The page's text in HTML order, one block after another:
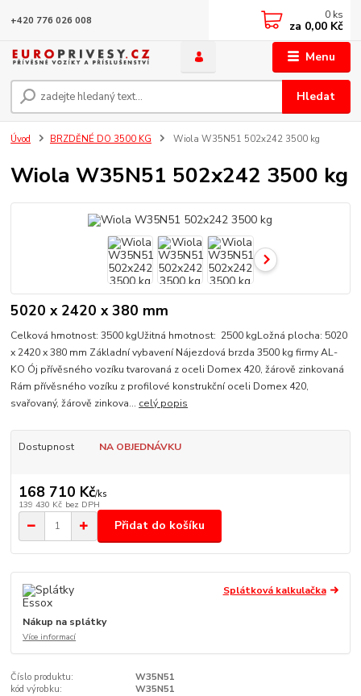
Menu
Hledat
+420 776 026 008 0 ks
za 0,00 Kč
Úvod BRZDĚNÉ DO 3500 KG Wiola W35N51 502x242 3500 kg
Wiola W35N51 502x242 3500 kg
5020 x 2420 x 380 mm
Celková hmotnost: 3500 kgUžitná hmotnost: 2500 kgLožná plocha: 5020
x 2420 x 380 mm Základní vybavení Nájezdová brzda 3500 kg firmy AL-
KO Ój přívěsného vozíku tvarovaná z oceli Domex 420, žárově zinkovaná
Rám přívěsného vozíku z profilové konstrukční oceli Domex 420,
svařovaný, žárově zinkova... celý popis
Dostupnost NA OBJEDNÁVKU
168 710 Kč/ks
139 430 Kč bez DPH
Přidat do košíku
Splátková kalkulačka
Nákup na splátky
Více informací
Číslo produktu:
W35N51
kód výrobku:
W35N51